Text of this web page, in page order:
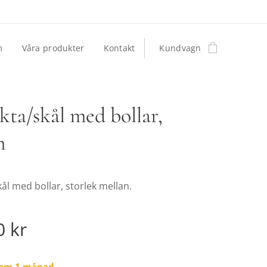
Våra produkter Kontakt Kundvagn
skål med bollar,
med bollar, storlek mellan.
kr